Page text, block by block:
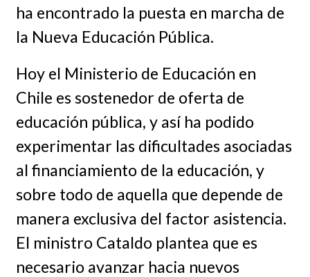
ha encontrado la puesta en marcha de
la Nueva Educación Pública.
Hoy el Ministerio de Educación en
Chile es sostenedor de oferta de
educación pública, y así ha podido
experimentar las dificultades asociadas
al financiamiento de la educación, y
sobre todo de aquella que depende de
manera exclusiva del factor asistencia.
El ministro Cataldo plantea que es
necesario avanzar hacia nuevos